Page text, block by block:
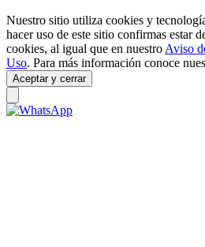
Nuestro sitio utiliza cookies y
hacer uso de este sitio confirmas estar
cookies, al igual que en nuestroAviso
Uso. Para más información conoce
Aceptar y cerrar